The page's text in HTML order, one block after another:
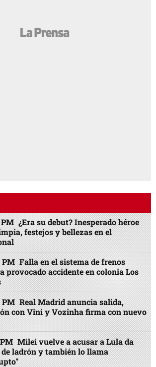
PM ¿Era su debut? Inesperado héroe
festejos y bellezas en el
PM Falla en el sistema de frenos
provocado accidente en colonia Los
PM Real Madrid anuncia salida,
con Vini y Vozinha firma con nuevo
PM Milei vuelve a acusar a Lula da
ladrón y también lo llama